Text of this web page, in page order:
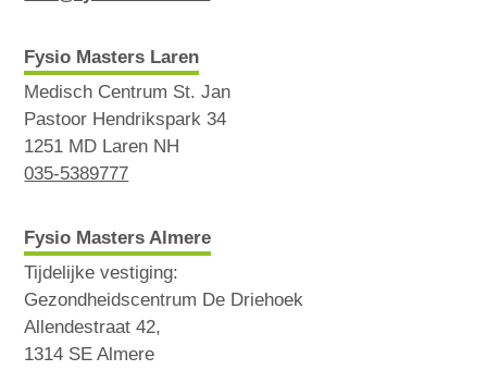
Fysio Masters Laren
Medisch Centrum St. Jan
Pastoor Hendrikspark 34
1251 MD Laren NH
035-5389777
Fysio Masters Almere
Tijdelijke vestiging:
Gezondheidscentrum De Driehoek
Allendestraat 42,
1314 SE Almere